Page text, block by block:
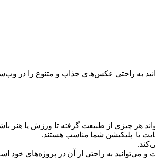
به راحتی عکس‌های جذاب و متنوع را در
هر چیزی از طبیعت گرفته تا ورزش یا هنر
یا اپلیکیشن شما مناسب هستند.
به راحتی از آن در پروژه‌های خود